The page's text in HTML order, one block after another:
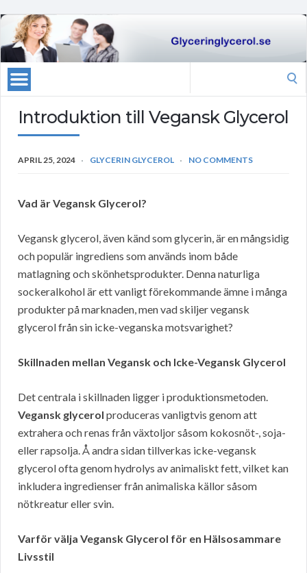
Introduktion till Vegansk Glycerol
APRIL 25, 2024 GLYCERIN GLYCEROL NO COMMENTS
Vad är Vegansk Glycerol?
Vegansk glycerol, även känd som glycerin, är en mångsidig
och populär ingrediens som används inom både
matlagning och skönhetsprodukter. Denna naturliga
sockeralkohol är ett vanligt förekommande ämne i många
produkter på marknaden, men vad skiljer vegansk
glycerol från sin icke-veganska motsvarighet?
Skillnaden mellan Vegansk och Icke-Vegansk Glycerol
Det centrala i skillnaden ligger i produktionsmetoden.
Vegansk glycerol produceras vanligtvis genom att
extrahera och renas från växtoljor såsom kokosnöt-, soja-
eller rapsolja. Å andra sidan tillverkas icke-vegansk
glycerol ofta genom hydrolys av animaliskt fett, vilket kan
inkludera ingredienser från animaliska källor såsom
nötkreatur eller svin.
Varför välja Vegansk Glycerol för en Hälsosammare
Livsstil